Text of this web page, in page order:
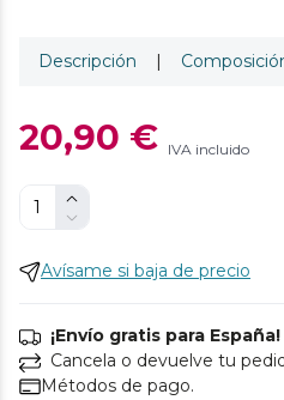
Descripción |
20,90 € IVA incluido
Avísame si baja de precio
¡Envío gratis para España!
Cancela o devuelve tu
Métodos de pago.